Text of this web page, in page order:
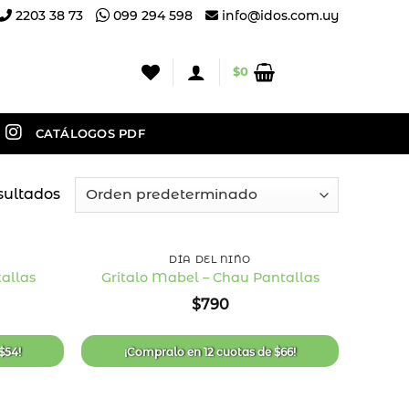
2203 38 73 099 294 598 info@idos.com.uy
$0
CATÁLOGOS PDF
de
deseos
54!
de
deseos
DÍA DEL NIÑO
Gritalo Mabel – Chau Pantallas
$790
¡Compralo en12 cuotasde$66!